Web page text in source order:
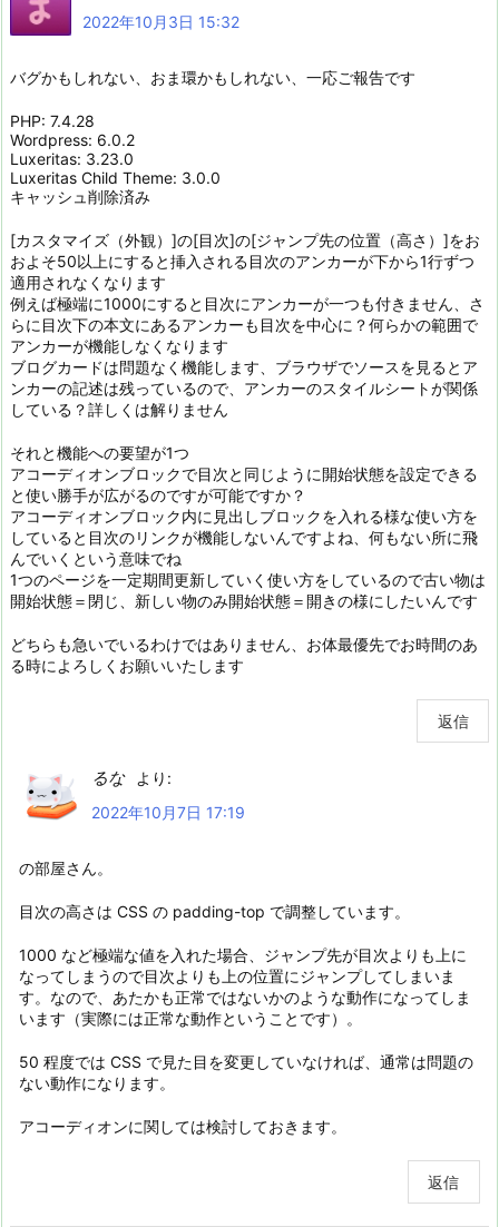
2022年10月3日 15:32
バグかもしれない、おま環かもしれない、一応ご報告です
PHP: 7.4.28
Wordpress: 6.0.2
Luxeritas: 3.23.0
Luxeritas Child Theme: 3.0.0
キャッシュ削除済み
[カスタマイズ（外観）]の[目次]の[ジャンプ先の位置（高さ）]をお
およそ50以上にすると挿入される目次のアンカーが下から1行ずつ
適用されなくなります
例えば極端に1000にすると目次にアンカーが一つも付きません、さ
らに目次下の本文にあるアンカーも目次を中心に？何らかの範囲で
アンカーが機能しなくなります
ブログカードは問題なく機能します、ブラウザでソースを見るとア
ンカーの記述は残っているので、アンカーのスタイルシートが関係
している？詳しくは解りません
それと機能への要望が1つ
アコーディオンブロックで目次と同じように開始状態を設定できる
と使い勝手が広がるのですが可能ですか？
アコーディオンブロック内に見出しブロックを入れる様な使い方を
していると目次のリンクが機能しないんですよね、何もない所に飛
んでいくという意味でね
1つのページを一定期間更新していく使い方をしているので古い物は
開始状態＝閉じ、新しい物のみ開始状態＝開きの様にしたいんです
どちらも急いでいるわけではありません、お体最優先でお時間のあ
る時によろしくお願いいたします
返信
るな
より:
2022年10月7日 17:19
の部屋さん。
目次の高さは CSS の padding-top で調整しています。
1000 など極端な値を入れた場合、ジャンプ先が目次よりも上に
なってしまうので目次よりも上の位置にジャンプしてしまいま
す。なので、あたかも正常ではないかのような動作になってしま
います（実際には正常な動作ということです）。
50 程度では CSS で見た目を変更していなければ、通常は問題の
ない動作になります。
アコーディオンに関しては検討しておきます。
返信